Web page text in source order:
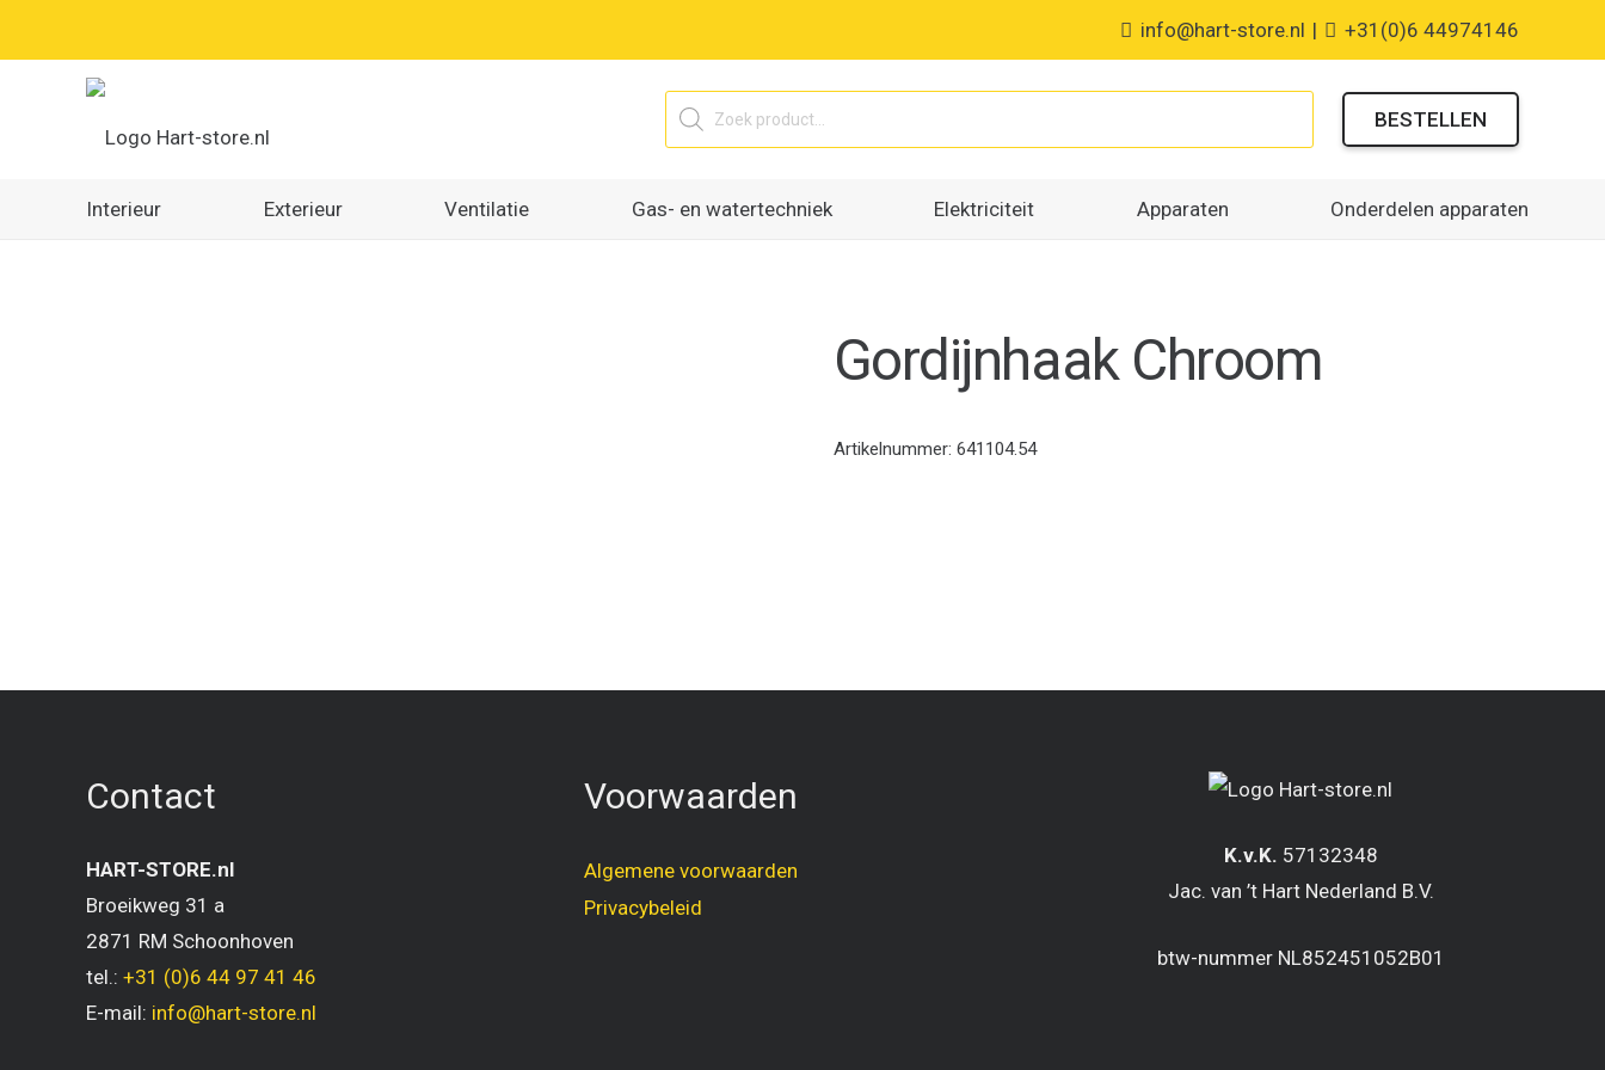
info@hart-store.nl | +31(0)6 44974146
Producten
zoeken
BESTELLEN
Interieur Exterieur Ventilatie Gas- en watertechniek Elektriciteit Apparaten Onderdelen apparaten
Gordijnhaak Chroom
Artikelnummer: 641104.54
Contact
HART-STORE.nl
Broeikweg 31 a
2871 RM Schoonhoven
tel.: +31 (0)6 44 97 41 46
E-mail: info@hart-store.nl
Voorwaarden
Algemene voorwaarden
Privacybeleid
K.v.K. 57132348
Jac. van ’t Hart Nederland B.V.
btw-nummer NL852451052B01